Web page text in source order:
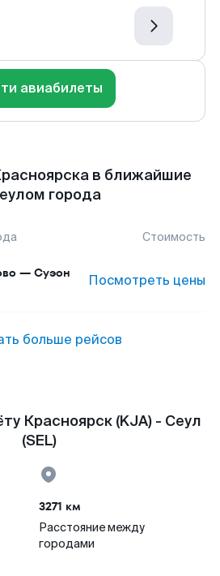
авиабилеты
в ближайшие
города
Стоимость
— Суэон Посмотреть цены
больше рейсов
Красноярск (KJA) - Сеул
(SEL)
3271 км
Расстояние между
городами